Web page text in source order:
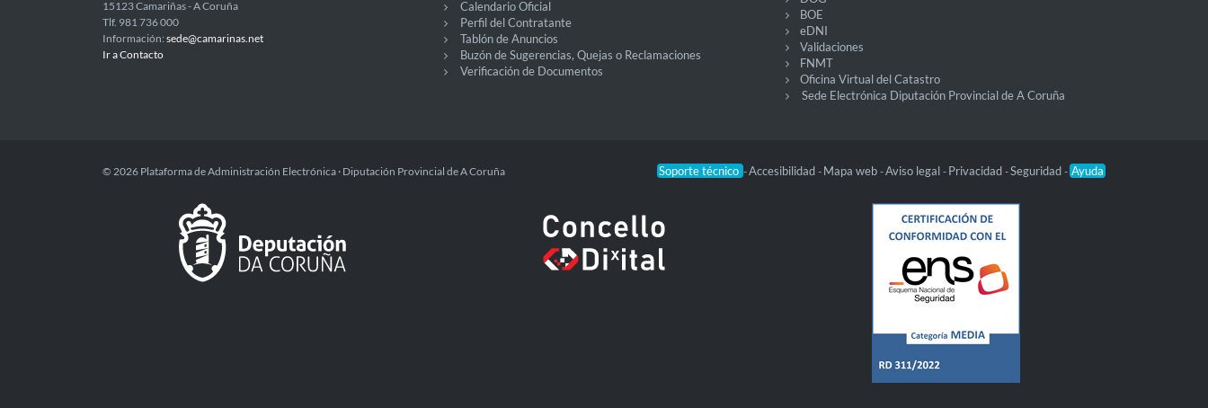
15123 Camariñas - A Coruña
Tlf. 981 736 000
Información: sede@camarinas.net
Ir a Contacto
Calendario Oficial
Perfil del Contratante
Tablón de Anuncios
Buzón de Sugerencias, Quejas o Reclamaciones
Verificación de Documentos
BOE
eDNI
Validaciones
FNMT
Oficina Virtual del Catastro
Sede Electrónica Diputación Provincial de A Coruña
Soporte técnico -Accesibilidad - Mapa web -Aviso legal - Privacidad -Seguridad - Ayuda
© 2026 Plataforma de Administración Electrónica · Diputación Provincial de A Coruña